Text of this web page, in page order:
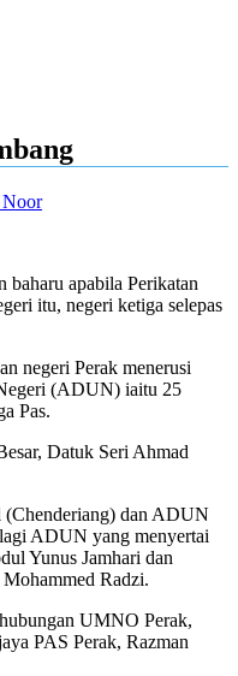
Noor
apabila Perikatan
itu, negeri ketiga selepas
negeri Perak menerusi
(ADUN) iaitu 25
Pas.
Datuk Seri Ahmad
dan ADUN
ADUN yang menyertai
Yunus Jamhari dan
Radzi.
UMNO Perak,
PAS Perak, Razman